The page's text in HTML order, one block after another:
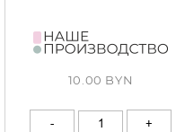
10.00 BYN